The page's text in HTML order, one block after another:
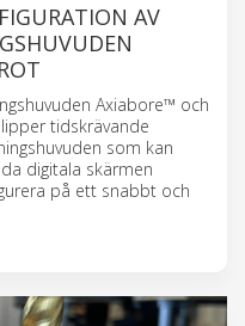
AV
Axiabore™ och
tidskrävande
som kan
digitala skärmen
på ett snabbt och